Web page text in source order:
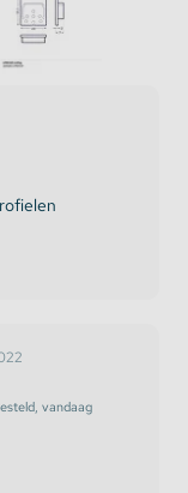
vandaag